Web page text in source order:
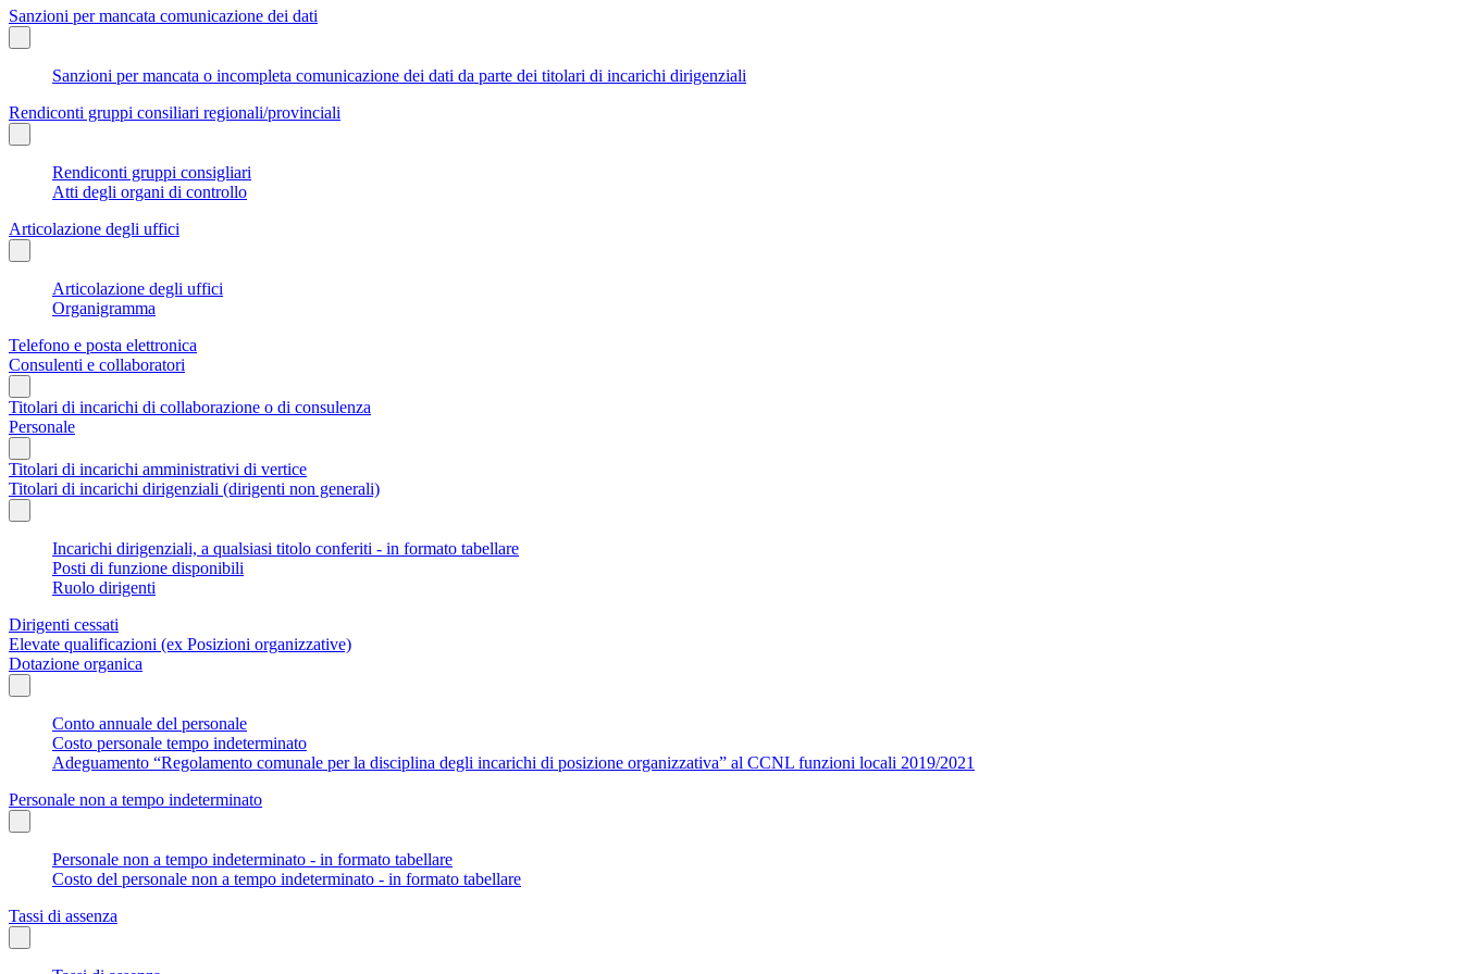
Sanzioni per mancata comunicazione dei dati
Sanzioni per mancata o incompleta comunicazione dei dati da parte dei titolari di incarichi dirigenziali
Rendiconti gruppi consiliari regionali/provinciali
Rendiconti gruppi consigliari
Atti degli organi di controllo
Articolazione degli uffici
Articolazione degli uffici
Organigramma
Telefono e posta elettronica
Consulenti e collaboratori
Titolari di incarichi di collaborazione o di consulenza
Personale
Titolari di incarichi amministrativi di vertice
Titolari di incarichi dirigenziali (dirigenti non generali)
Incarichi dirigenziali, a qualsiasi titolo conferiti - in formato tabellare
Posti di funzione disponibili
Ruolo dirigenti
Dirigenti cessati
Elevate qualificazioni (ex Posizioni organizzative)
Dotazione organica
Conto annuale del personale
Costo personale tempo indeterminato
Adeguamento “Regolamento comunale per la disciplina degli incarichi di posizione organizzativa” al CCNL funzioni locali 2019/2021
Personale non a tempo indeterminato
Personale non a tempo indeterminato - in formato tabellare
Costo del personale non a tempo indeterminato - in formato tabellare
Tassi di assenza